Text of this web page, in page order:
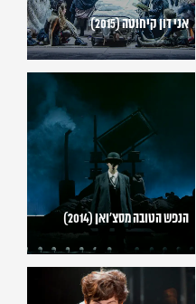
אני דון קיחוטה (2015)
הנפש הטובה מסצ'ואן (2014)
אנטי